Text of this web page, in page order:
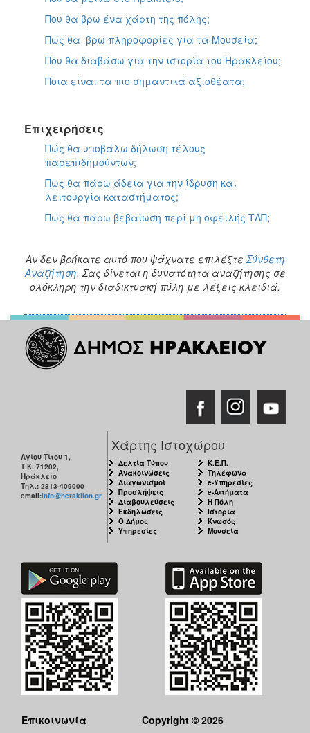
Που θα βρω ένα χάρτη της πόλης;
Πώς θα βρω πληροφορίες για τα Μουσεία;
Που θα διαβάσω για την ιστορία του Ηρακλείου;
Ποια είναι τα πιο σημαντικά αξιοθέατα;
Επιχειρήσεις
Πώς θα υποβάλω δήλωση τέλους
παρεπιδημούντων;
Πως θα πάρω άδεια για την ίδρυση και
λειτουργία καταστήματος;
Πώς θα πάρω βεβαίωση περί μη οφειλής ΤΑΠ;
Αν δεν βρήκατε αυτό που ψάχνατε επιλέξτε Σύνθετη
Αναζήτηση. Σας δίνεται η δυνατότητα αναζήτησης σε
ολόκληρη την διαδικτυακή πύλη με λέξεις κλειδιά.
Αγίου Τίτου 1,
Τ.Κ. 71202,
Ηράκλειο
Τηλ.: 2813-409000
email:info@heraklion.gr
Χάρτης Ιστοχώρου
Δελτία Τύπου
Ανακοινώσεις
Διαγωνισμοί
Προσλήψεις
Διαβουλεύσεις
Εκδηλώσεις
Ο Δήμος
Υπηρεσίες
Κ.Ε.Π.
Τηλέφωνα
e-Υπηρεσίες
e-Αιτήματα
Η Πόλη
Ιστορία
Κνωσός
Μουσεία
Επικοινωνία Copyright © 2026